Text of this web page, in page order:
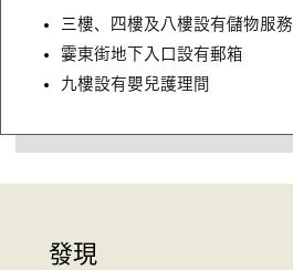
三樓、四樓及八樓設有儲物服務
霎東街地下入口設有郵箱
九樓設有嬰兒護理間
發現